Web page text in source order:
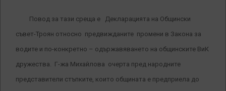
Повод за тази среща е Декларацията на Общински
съвет-Троян относно предвижданите промени в Закона за
водите и по-конкретно – одържавяването на общинските ВиК
дружества. Г-жа Михайлова очерта пред народните
представители стъпките, които общината е предприела до